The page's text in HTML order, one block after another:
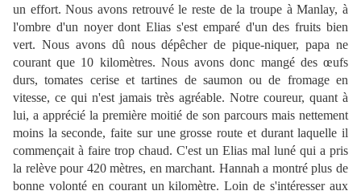
un effort. Nous avons retrouvé le reste de la troupe à Manlay, à
l'ombre d'un noyer dont Elias s'est emparé d'un des fruits bien
vert. Nous avons dû nous dépêcher de pique-niquer, papa ne
courant que 10 kilomètres. Nous avons donc mangé des œufs
durs, tomates cerise et tartines de saumon ou de fromage en
vitesse, ce qui n'est jamais très agréable. Notre coureur, quant à
lui, a apprécié la première moitié de son parcours mais nettement
moins la seconde, faite sur une grosse route et durant laquelle il
commençait à faire trop chaud. C'est un Elias mal luné qui a pris
la relève pour 420 mètres, en marchant. Hannah a montré plus de
bonne volonté en courant un kilomètre. Loin de s'intéresser aux